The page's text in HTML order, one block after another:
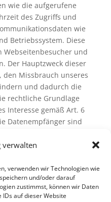
verwalten
verwenden wir Technologien wie
und/oder darauf
zustimmst, können wir Daten
auf dieser Website
wie die aufgerufene
des Zugriffs und
wie
Betriebssystem. Diese
Webseitenbesucher und
Der Hauptzweck dieser
Missbrauch unseres
und dadurch die
rechtliche Grundlage
Interesse gemäß Art. 6
Datenempfänger sind
Dublin 4, Irland,
Während Ihre
der EU verarbeitet
für die